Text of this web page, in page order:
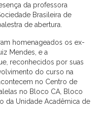
da professora
Brasileira de
de abertura.
homenageados os ex-
Mendes, e a
reconhecidos por suas
do curso na
no Centro de
no Bloco CA, Bloco
da Unidade Acadêmica de